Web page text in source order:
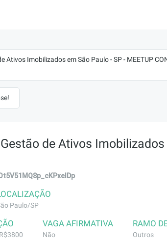
Imobilizados em São Paulo - SP - MEETUP
de Ativos Imobilizados
Paulo/SP
VAGA AFIRMATIVA
Não
RAMO
Outros